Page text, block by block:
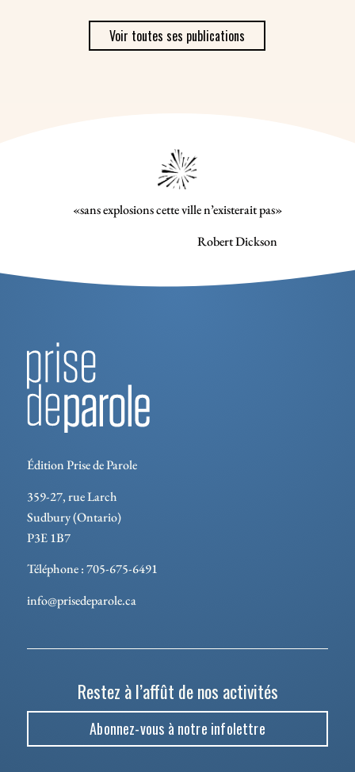
Voir toutes ses publications
«sans explosions cette ville n’existerait pas»
Robert Dickson
Édition Prise de Parole
359-27, rue Larch
Sudbury (Ontario)
P3E 1B7
Téléphone : 705-675-6491
info@prisedeparole.ca
Restez à l’affût de nos activités
Abonnez-vous à notre infolettre